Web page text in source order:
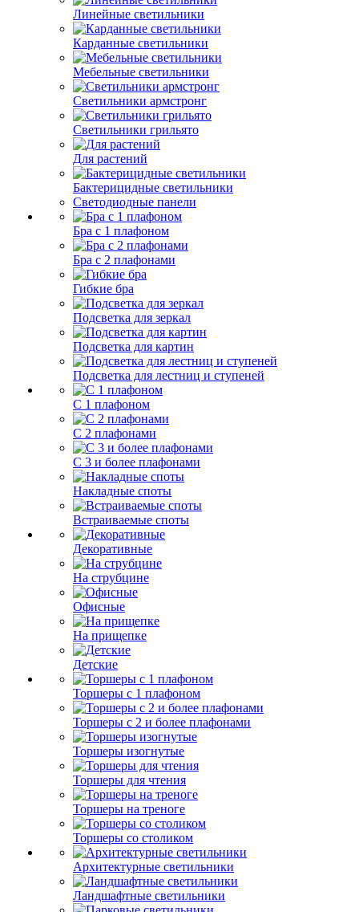
Линейные светильники
Карданные светильники
Мебельные светильники
Светильники армстронг
Светильники грильято
Для растений
Бактерицидные светильники
Светодиодные панели
Бра с 1 плафоном
Бра с 2 плафонами
Гибкие бра
Подсветка для зеркал
Подсветка для картин
Подсветка для лестниц и ступеней
С 1 плафоном
С 2 плафонами
С 3 и более плафонами
Накладные споты
Встраиваемые споты
Декоративные
На струбцине
Офисные
На прищепке
Детские
Торшеры с 1 плафоном
Торшеры с 2 и более плафонами
Торшеры изогнутые
Торшеры для чтения
Торшеры на треноге
Торшеры со столиком
Архитектурные светильники
Ландшафтные светильники